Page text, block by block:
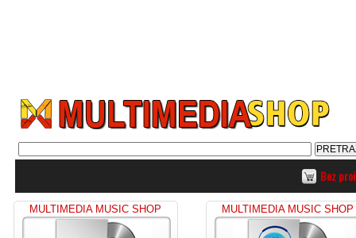
Bez
MULTIMEDIA MUSIC SHOP MULTIMEDIA MUSIC SHOP